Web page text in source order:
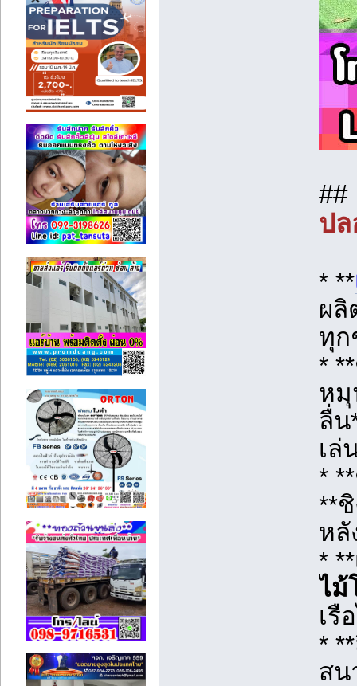
##
ป
* **
ผลิ
ทุ
*
หมุ
ลื่น
เล่
*
**
หลั
*
ไม้
เรื
*
สน